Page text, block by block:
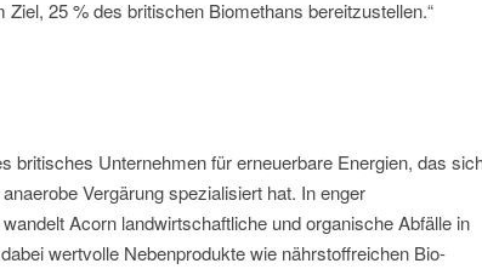
25 % des britischen Biomethans bereitzustellen.“
britisches Unternehmen für erneuerbare Energien, das
Vergärung spezialisiert hat. In enger
Acorn landwirtschaftliche und organische Abfälle in
wertvolle Nebenprodukte wie nährstoffreichen Bio-